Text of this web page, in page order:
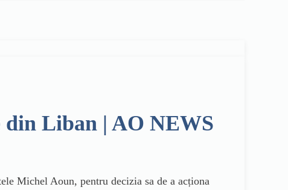
din Liban | AO NEWS
Michel Aoun, pentru decizia sa de a acționa